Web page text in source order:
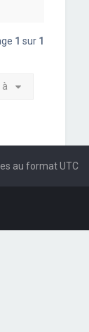
1 sur 1
à
au formatUTC